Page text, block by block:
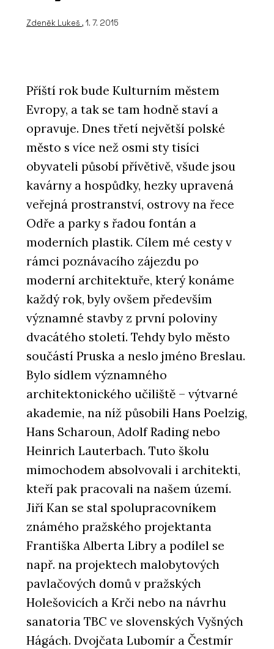
Zdeněk Lukeš , 1. 7. 2015
Příští rok bude Kulturním městem
Evropy, a tak se tam hodně staví a
opravuje. Dnes třetí největší polské
město s více než osmi sty tisíci
obyvateli působí přívětivě, všude jsou
kavárny a hospůdky, hezky upravená
veřejná prostranství, ostrovy na řece
Odře a parky s řadou fontán a
moderních plastik. Cílem mé cesty v
rámci poznávacího zájezdu po
moderní architektuře, který konáme
každý rok, byly ovšem především
významné stavby z první poloviny
dvacátého století. Tehdy bylo město
součástí Pruska a neslo jméno Breslau.
Bylo sídlem významného
architektonického učiliště – výtvarné
akademie, na níž působili Hans Poelzig,
Hans Scharoun, Adolf Rading nebo
Heinrich Lauterbach. Tuto školu
mimochodem absolvovali i architekti,
kteří pak pracovali na našem území.
Jiří Kan se stal spolupracovníkem
známého pražského projektanta
Františka Alberta Libry a podílel se
např. na projektech malobytových
pavlačových domů v pražských
Holešovicích a Krči nebo na návrhu
sanatoria TBC ve slovenských Vyšných
Hágách. Dvojčata Lubomír a Čestmír